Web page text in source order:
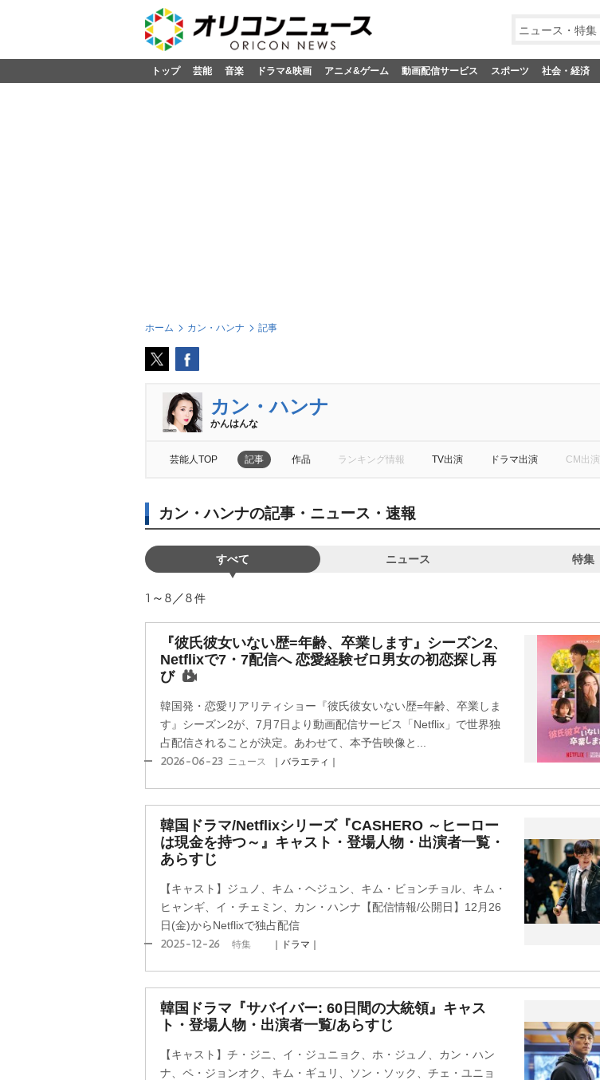
ニュース・特集
トップ 芸能 音楽 ドラマ&映画 アニメ&ゲーム 動画配信サービス スポーツ 社会・経済
ホーム カン・ハンナ 記事
カン・ハンナ
かんはんな
芸能人TOP 記事 作品 ランキング情報 TV出演 ドラマ出演 CM出演
カン・ハンナの記事・ニュース・速報
すべて ニュース 特集
1～8／8件
『彼氏彼女いない歴=年齢、卒業します』シーズン2、
Netflixで7・7配信へ 恋愛経験ゼロ男女の初恋探し再
び
韓国発・恋愛リアリティショー『彼氏彼女いない歴=年齢、卒業しま
す』シーズン2が、7月7日より動画配信サービス「Netflix」で世界独
占配信されることが決定。あわせて、本予告映像と...
2026-06-23 ニュース ｜バラエティ｜
韓国ドラマ/Netflixシリーズ『CASHERO ～ヒーロー
は現金を持つ～』キャスト・登場人物・出演者一覧・
あらすじ
【キャスト】ジュノ、キム・ヘジュン、キム・ビョンチョル、キム・
ヒャンギ、イ・チェミン、カン・ハンナ【配信情報/公開日】12月26
日(金)からNetflixで独占配信
2025-12-26 特集 ｜ドラマ｜
韓国ドラマ『サバイバー: 60日間の大統領』キャス
ト・登場人物・出演者一覧/あらすじ
【キャスト】チ・ジニ、イ・ジュニョク、ホ・ジュノ、カン・ハン
ナ、ペ・ジョンオク、キム・ギュリ、ソン・ソック、チェ・ユニョ